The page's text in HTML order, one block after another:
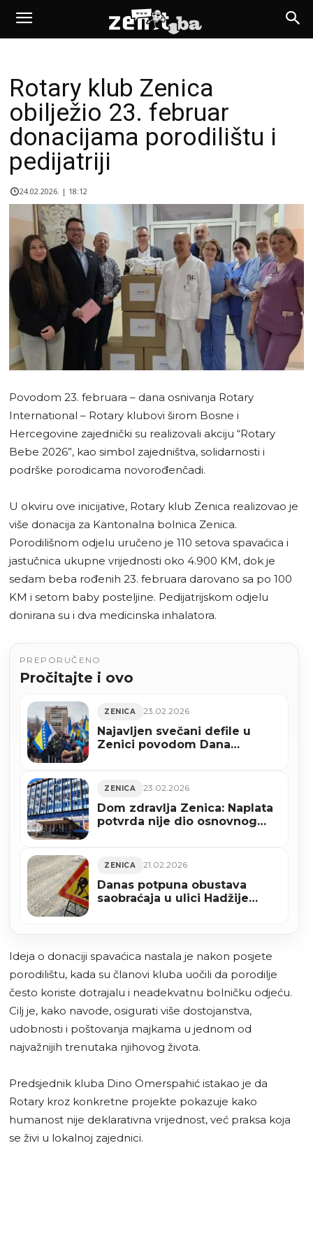
Rotary klub Zenica
obilježio 23. februar
donacijama porodilištu i
pedijatriji
24.02.2026. | 18:12
Povodom 23. februara – dana osnivanja Rotary
International – Rotary klubovi širom Bosne i
Hercegovine zajednički su realizovali akciju “Rotary
Bebe 2026”, kao simbol zajedništva, solidarnosti i
podrške porodicama novorođenčadi.
U okviru ove inicijative, Rotary klub Zenica realizovao je
više donacija za Kantonalna bolnica Zenica.
Porodilišnom odjelu uručeno je 110 setova spavaćica i
jastučnica ukupne vrijednosti oko 4.900 KM, dok je
sedam beba rođenih 23. februara darovano sa po 100
KM i setom baby posteljine. Pedijatrijskom odjelu
donirana su i dva medicinska inhalatora.
PREPORUČENO
Pročitajte i ovo
ZENICA 23.02.2026
Najavljen svečani defile u
Zenici povodom Dana
ZENICA 23.02.2026
Dom zdravlja Zenica: Naplata
potvrda nije dio osnovnog
ZENICA 21.02.2026
Danas potpuna obustava
saobraćaja u ulici Hadžije
Ideja o donaciji spavaćica nastala je nakon posjete
porodilištu, kada su članovi kluba uočili da porodilje
često koriste dotrajalu i neadekvatnu bolničku odjeću.
Cilj je, kako navode, osigurati više dostojanstva,
udobnosti i poštovanja majkama u jednom od
najvažnijih trenutaka njihovog života.
Predsjednik kluba Dino Omerspahić istakao je da
Rotary kroz konkretne projekte pokazuje kako
humanost nije deklarativna vrijednost, već praksa koja
se živi u lokalnoj zajednici.